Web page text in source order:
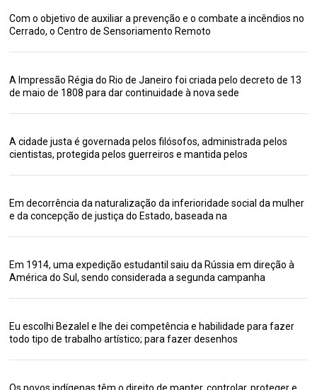
Com o objetivo de auxiliar a prevenção e o combate a incêndios no
Cerrado, o Centro de Sensoriamento Remoto
A Impressão Régia do Rio de Janeiro foi criada pelo decreto de 13
de maio de 1808 para dar continuidade à nova sede
A cidade justa é governada pelos filósofos, administrada pelos
cientistas, protegida pelos guerreiros e mantida pelos
Em decorrência da naturalização da inferioridade social da mulher
e da concepção de justiça do Estado, baseada na
Em 1914, uma expedição estudantil saiu da Rússia em direção à
América do Sul, sendo considerada a segunda campanha
Eu escolhi Bezalel e lhe dei competência e habilidade para fazer
todo tipo de trabalho artístico; para fazer desenhos
Os povos indígenas têm o direito de manter, controlar, proteger e